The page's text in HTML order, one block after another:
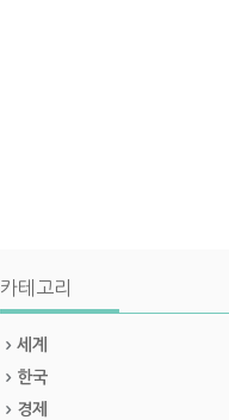
카테고리
세계
한국
경제